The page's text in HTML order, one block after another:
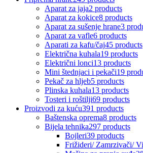
Aparat za jaja2 products
Aparat za kokice8 products
Aparat za sušenje hrane3
Aparat za vafle6 products
Aparati za kafu/čaj45 products
Električna kuhala19 products
Električni lonci13 products
Mini štednjaci i pekači19
Pekač za hljeb5 products
Plinska kuhala13 products
Tosteri i roštilji69 products
Proizvodi za kuću391 products
Baštenska oprema8 products
Bijela tehnika297 products
Bojleri39 products
Frižideri/ Zamrzivači/